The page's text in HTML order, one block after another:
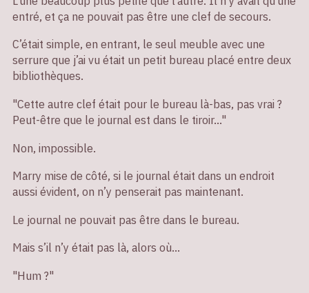
entré, et ça ne pouvait pas être une clef de secours.
C’était simple, en entrant, le seul meuble avec une
serrure que j’ai vu était un petit bureau placé entre deux
bibliothèques.
"Cette autre clef était pour le bureau là-bas, pas vrai ?
Peut-être que le journal est dans le tiroir…"
Non, impossible.
Marry mise de côté, si le journal était dans un endroit
aussi évident, on n’y penserait pas maintenant.
Le journal ne pouvait pas être dans le bureau.
Mais s’il n’y était pas là, alors où…
"Hum ?"